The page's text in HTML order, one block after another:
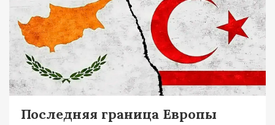
Последняя граница Европы